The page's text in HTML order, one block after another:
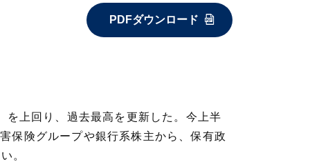
PDFダウンロード
上回り、過去最高を更新した。今上半
保険グループや銀行系株主から、保有政
。